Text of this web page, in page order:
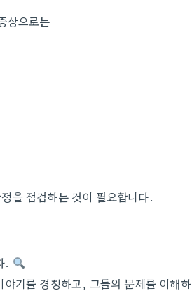
상으로는
을 점검하는 것이 필요합니다.
.
기를 경청하고, 그들의 문제를 이해하